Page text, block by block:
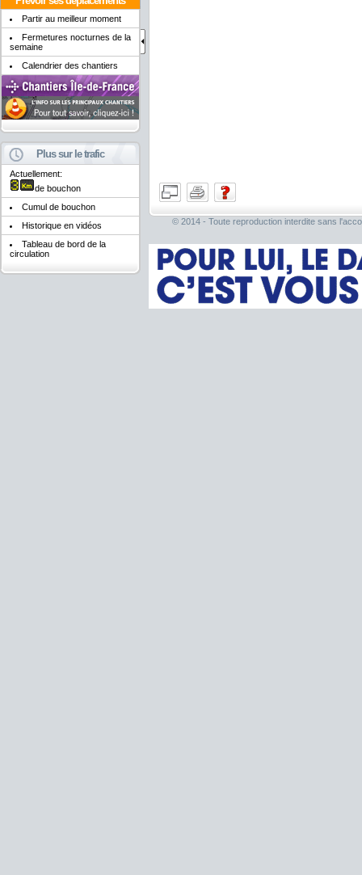
Partir au meilleur moment
Fermetures nocturnes de la
semaine
Calendrier des chantiers
Plus sur le trafic
Actuellement:
de bouchon
Cumul de bouchon
Historique en vidéos
Tableau de bord de la
circulation
© 2014 - Toute reproduction interdite sans